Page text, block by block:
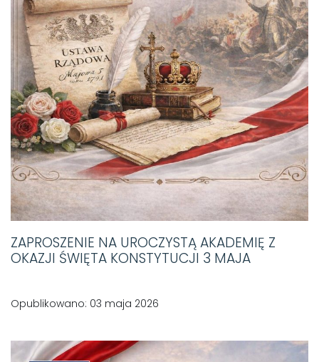
ZAPROSZENIE NA UROCZYSTĄ AKADEMIĘ Z
OKAZJI ŚWIĘTA KONSTYTUCJI 3 MAJA
Opublikowano: 03 maja 2026